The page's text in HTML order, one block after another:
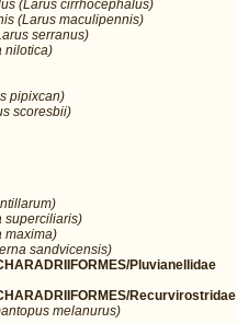
(Larus cirrhocephalus)
(Larus maculipennis)
serranus)
nilotica)
pipixcan)
scoresbii)
superciliaris)
maxima)
sandvicensis)
Pluvianellidae
Recurvirostridae
melanurus)